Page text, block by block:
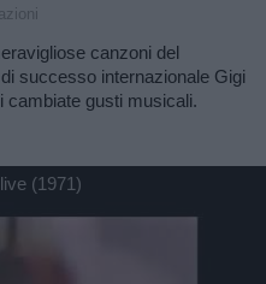
canzoni del
successo internazionale Gigi
cambiate gusti musicali.
(1971)